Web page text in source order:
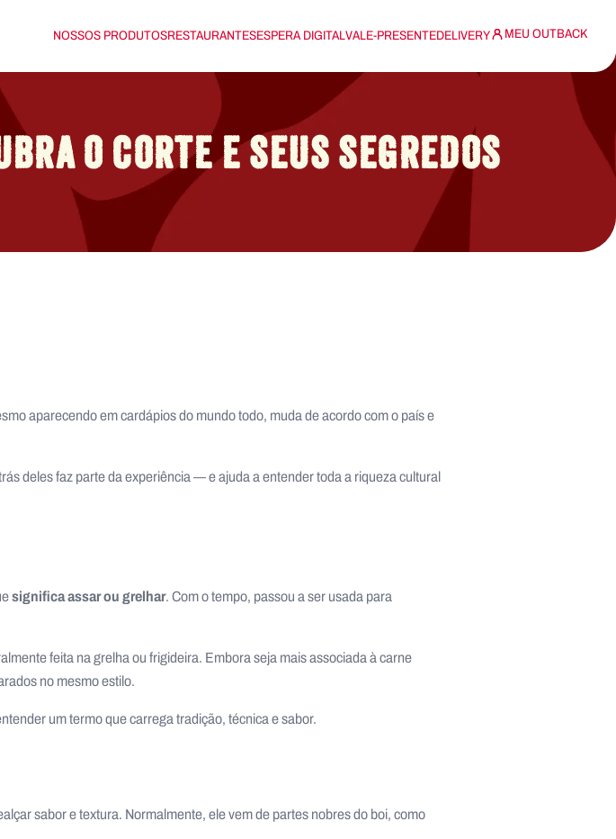
NOSSOS PRODUTOSRESTAURANTESESPERA DIGITALVALE-PRESENTEDELIVERY MEU OUTBACK
O CORTE E SEUS SEGREDOS
aparecendo em cardápios do mundo todo, muda de acordo com o país e
deles faz parte da experiência — e ajuda a entender toda a riqueza cultural
significa assar ou grelhar. Com o tempo, passou a ser usada para
feita na grelha ou frigideira. Embora seja mais associada à carne
no mesmo estilo.
um termo que carrega tradição, técnica e sabor.
sabor e textura. Normalmente, ele vem de partes nobres do boi, como